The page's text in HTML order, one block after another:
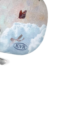
new
down
down